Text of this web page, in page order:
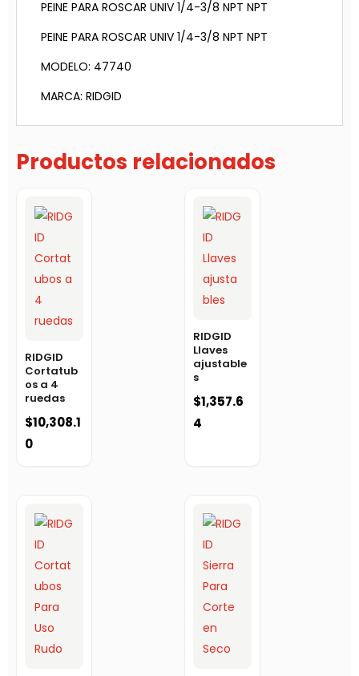
PEINE PARA ROSCAR UNIV 1/4-3/8 NPT NPT
PEINE PARA ROSCAR UNIV 1/4-3/8 NPT NPT
MODELO: 47740
MARCA: RIDGID
Productos relacionados
RIDGID
Cortatub
os a 4
ruedas
$10,308.1
0
RIDGID
Llaves
ajustable
s
$1,357.6
4